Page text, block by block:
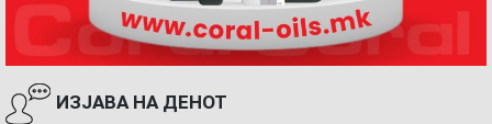
ИЗЈАВА НА ДЕНОТ